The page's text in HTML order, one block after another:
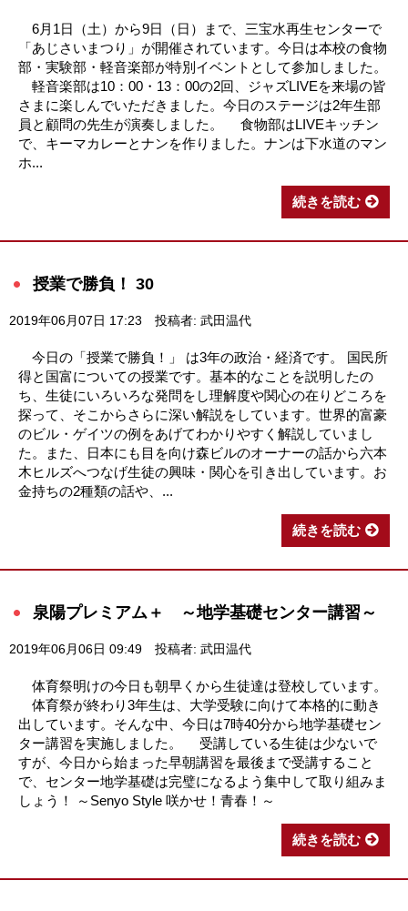
6月1日（土）から9日（日）まで、三宝水再生センターで
「あじさいまつり」が開催されています。今日は本校の食物
部・実験部・軽音楽部が特別イベントとして参加しました。
軽音楽部は10：00・13：00の2回、ジャズLIVEを来場の皆
さまに楽しんでいただきました。今日のステージは2年生部
員と顧問の先生が演奏しました。 食物部はLIVEキッチン
で、キーマカレーとナンを作りました。ナンは下水道のマン
ホ...
続きを読む
授業で勝負！ 30
2019年06月07日 17:23 投稿者: 武田温代
今日の「授業で勝負！」 は3年の政治・経済です。 国民所
得と国富についての授業です。基本的なことを説明したの
ち、生徒にいろいろな発問をし理解度や関心の在りどころを
探って、そこからさらに深い解説をしています。世界的富豪
のビル・ゲイツの例をあげてわかりやすく解説していまし
た。また、日本にも目を向け森ビルのオーナーの話から六本
木ヒルズへつなげ生徒の興味・関心を引き出しています。お
金持ちの2種類の話や、...
続きを読む
泉陽プレミアム＋ ～地学基礎センター講習～
2019年06月06日 09:49 投稿者: 武田温代
体育祭明けの今日も朝早くから生徒達は登校しています。
体育祭が終わり3年生は、大学受験に向けて本格的に動き
出しています。そんな中、今日は7時40分から地学基礎セン
ター講習を実施しました。 受講している生徒は少ないで
すが、今日から始まった早朝講習を最後まで受講すること
で、センター地学基礎は完璧になるよう集中して取り組みま
しょう！ ～Senyo Style 咲かせ！青春！～
続きを読む